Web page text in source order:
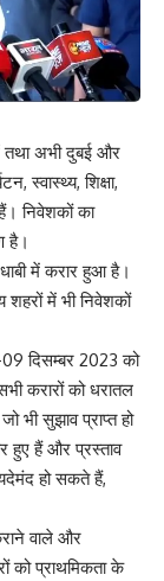
तथा अभी दुबई और
स्वास्थ्य, शिक्षा,
निवेशकों का
है।
में करार हुआ है।
शहरों में भी निवेशकों
दिसम्बर 2023 को
करारों को धरातल
भी सुझाव प्राप्त हो
हुए हैं और प्रस्ताव
हो सकते हैं,
वाले और
को प्राथमिकता के